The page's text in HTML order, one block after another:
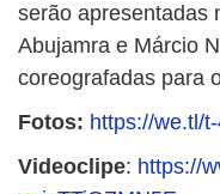
serão apresentadas
Abujamra e Márcio
coreografadas para
Fotos: https://we.tl/
Videoclipe: https://